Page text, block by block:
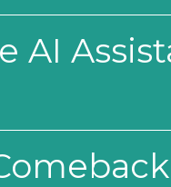
AI